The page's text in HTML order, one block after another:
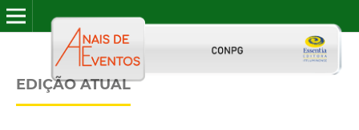
EDIÇÃO ATUAL